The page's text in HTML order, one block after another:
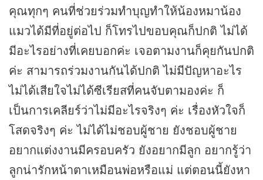
คุณทุกๆ คนที่ช่วยร่วมทำบุญทำให้น้องหมาน้อง
แมวได้มีที่อยู่ต่อไป ก็โทรไปขอบคุณก็ปกติ ไม่ได้
มีอะไรอย่างที่เคยบอกค่ะ เจอตามงานก็คุยกันปกติ
ค่ะ สามารถร่วมงานกันได้ปกติ ไม่มีปัญหาอะไร
ไม่ได้เสียใจไม่ได้ซีเรียสที่คนจับตามองค่ะ ก็
เป็นการเคลียร์ว่าไม่มีอะไรจริงๆ ค่ะ เรื่องหัวใจก็
โสดจริงๆ ค่ะ ไม่ได้ไม่ชอบผู้ชาย ยังชอบผู้ชาย
อยากแต่งงานมีครอบครัว ยังอยากมีลูก อยากรู้ว่า
ลูกน่ารักหน้าตาเหมือนพ่อหรือแม่ แต่ตอนนี้ยังหา